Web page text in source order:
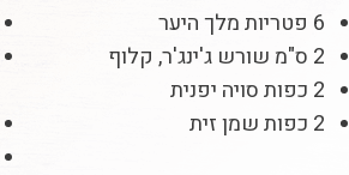
6 פטריות מלך היער
2 ס"מ שורש ג'ינג'ר, קלוף
2 כפות סויה יפנית
2 כפות שמן זית